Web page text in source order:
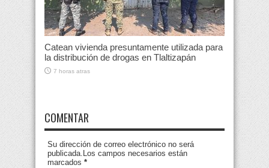
Catean vivienda presuntamente utilizada para
la distribución de drogas en Tlaltizapán
7 horas atras
COMENTAR
Su dirección de correo electrónico no será
publicada.Los campos necesarios están
marcados *